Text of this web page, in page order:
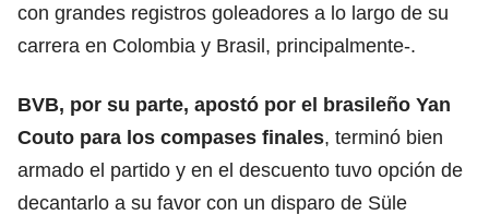
con grandes registros goleadores a lo largo de su
carrera en Colombia y Brasil, principalmente-.
BVB, por su parte, apostó por el brasileño Yan
Couto para los compases finales, terminó bien
armado el partido y en el descuento tuvo opción de
decantarlo a su favor con un disparo de Süle